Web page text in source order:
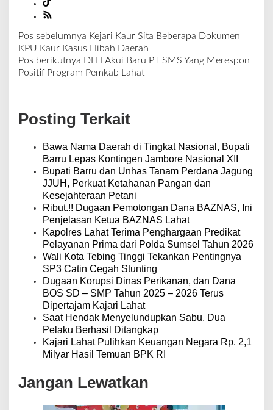
N
a
v
a
s
Pos sebelumnya Kejari Kaur Sita Beberapa Dokumen
KPU Kaur Kasus Hibah Daerah
Pos berikutnya DLH Akui Baru PT SMS Yang Merespon
Positif Program Pemkab Lahat
Posting Terkait
Bawa Nama Daerah di Tingkat Nasional, Bupati
Barru Lepas Kontingen Jambore Nasional XII
Bupati Barru dan Unhas Tanam Perdana Jagung
JJUH, Perkuat Ketahanan Pangan dan
Kesejahteraan Petani
Ribut.!! Dugaan Pemotongan Dana BAZNAS, Ini
Penjelasan Ketua BAZNAS Lahat
Kapolres Lahat Terima Penghargaan Predikat
Pelayanan Prima dari Polda Sumsel Tahun 2026
Wali Kota Tebing Tinggi Tekankan Pentingnya
SP3 Catin Cegah Stunting
Dugaan Korupsi Dinas Perikanan, dan Dana
BOS SD – SMP Tahun 2025 – 2026 Terus
Dipertajam Kajari Lahat
Saat Hendak Menyelundupkan Sabu, Dua
Pelaku Berhasil Ditangkap
Kajari Lahat Pulihkan Keuangan Negara Rp. 2,1
Milyar Hasil Temuan BPK RI
Jangan Lewatkan